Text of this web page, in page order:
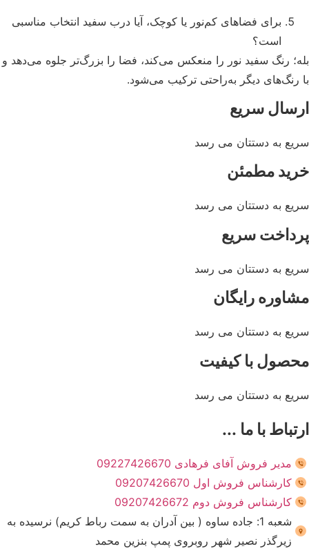
برای فضاهای کم‌نور یا کوچک، آیا درب سفید انتخاب مناسبی
است؟
رنگ سفید نور را منعکس می‌کند، فضا را بزرگ‌تر جلوه می‌دهد و
دیگر به‌راحتی ترکیب می‌شود.
سریع
به دستتان می رسد
مطمئن
به دستتان می رسد
سریع
به دستتان می رسد
رایگان
به دستتان می رسد
با کیفیت
به دستتان می رسد
با ما ...
مدیر فروش آفای فرهادی 09227426670
کارشناس فروش اول 09207426670
کارشناس فروش دوم 09207426672
شعبه 1: جاده ساوه ( بین آدران به سمت رباط کریم) نرسیده به
زیرگذر نصیر شهر روبروی پمپ بنزین محمد